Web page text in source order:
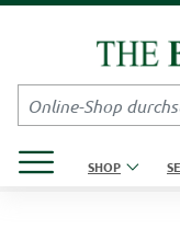
Kompletten Head der
SHOP